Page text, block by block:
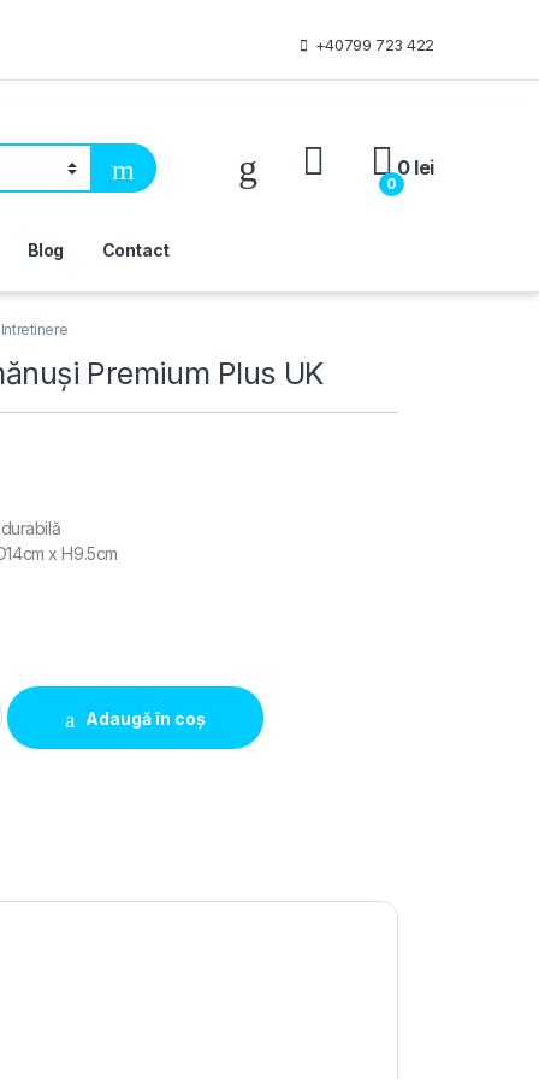
+40799 723 422
My Account
0
0 lei
Blog Contact
Premium Plus UK
x H9.5cm
Plus UK quantity
Adaugă în coș